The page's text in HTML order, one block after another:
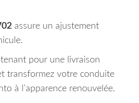
assure un ajustement
pour une livraison
transformez votre conduite
à l’apparence renouvelée.